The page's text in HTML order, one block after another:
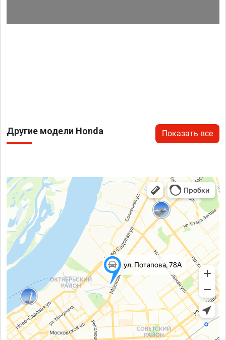
Другие модели Honda Показать все